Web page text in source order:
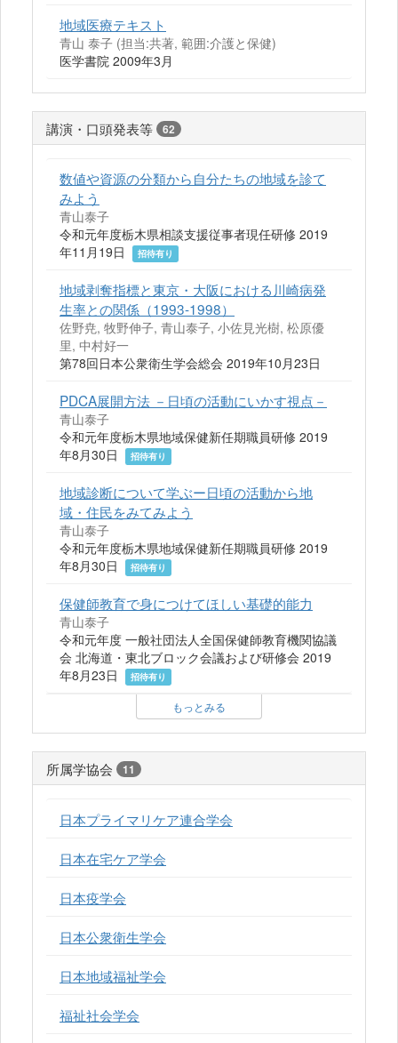
地域医療テキスト
青山 泰子 (担当:共著, 範囲:介護と保健)
医学書院 2009年3月
講演・口頭発表等 62
数値や資源の分類から自分たちの地域を診て
みよう
青山泰子
令和元年度栃木県相談支援従事者現任研修 2019
年11月19日
招待有り
地域剥奪指標と東京・大阪における川崎病発
生率との関係（1993-1998）
佐野尭, 牧野伸子, 青山泰子, 小佐見光樹, 松原優
里, 中村好一
第78回日本公衆衛生学会総会 2019年10月23日
PDCA展開方法 －日頃の活動にいかす視点－
青山泰子
令和元年度栃木県地域保健新任期職員研修 2019
年8月30日
招待有り
地域診断について学ぶー日頃の活動から地
域・住民をみてみよう
青山泰子
令和元年度栃木県地域保健新任期職員研修 2019
年8月30日
招待有り
保健師教育で身につけてほしい基礎的能力
青山泰子
令和元年度 一般社団法人全国保健師教育機関協議
会 北海道・東北ブロック会議および研修会 2019
年8月23日
招待有り
もっとみる
所属学協会 11
日本プライマリケア連合学会
日本在宅ケア学会
日本疫学会
日本公衆衛生学会
日本地域福祉学会
福祉社会学会